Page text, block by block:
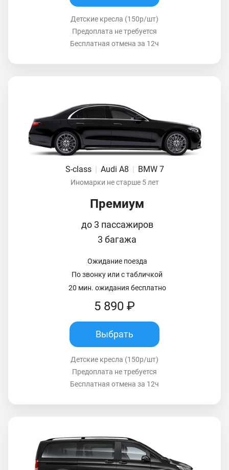
Детские кресла (150р/шт)
Предоплата не требуется
Бесплатная отмена за 12ч
S-class | Audi A8 | BMW 7
Иномарки не старше 5 лет
Премиум
до 3 пассажиров
3 багажа
Ожидание поезда
По звонку или с табличкой
20 мин. ожидания бесплатно
5 890 ₽
Выбрать
Детские кресла (150р/шт)
Предоплата не требуется
Бесплатная отмена за 12ч